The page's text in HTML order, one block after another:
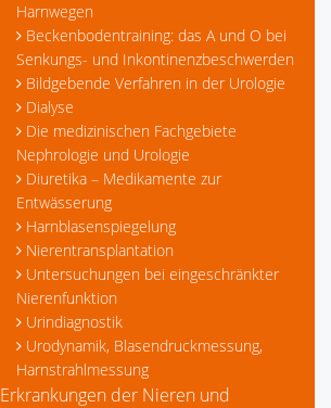
Harnwegen
Beckenbodentraining: das A und O bei
Senkungs- und Inkontinenzbeschwerden
Bildgebende Verfahren in der Urologie
Dialyse
Die medizinischen Fachgebiete
Nephrologie und Urologie
Diuretika – Medikamente zur
Entwässerung
Harnblasenspiegelung
Nierentransplantation
Untersuchungen bei eingeschränkter
Nierenfunktion
Urindiagnostik
Urodynamik, Blasendruckmessung,
Harnstrahlmessung
Erkrankungen der Nieren und